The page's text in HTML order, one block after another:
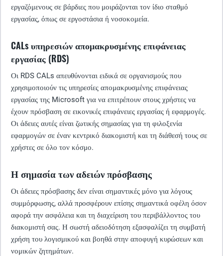
εργαζόμενους σε βάρδιες που μοιράζονται τον ίδιο σταθμό
εργασίας, όπως σε εργοστάσια ή νοσοκομεία.
CALs υπηρεσιών απομακρυσμένης επιφάνειας
εργασίας (RDS)
Οι RDS CALs απευθύνονται ειδικά σε οργανισμούς που
χρησιμοποιούν τις υπηρεσίες απομακρυσμένης επιφάνειας
εργασίας της Microsoft για να επιτρέπουν στους χρήστες να
έχουν πρόσβαση σε εικονικές επιφάνειες εργασίας ή εφαρμογές.
Οι άδειες αυτές είναι ζωτικής σημασίας για τη φιλοξενία
εφαρμογών σε έναν κεντρικό διακομιστή και τη διάθεσή τους σε
χρήστες σε όλο τον κόσμο.
Η σημασία των αδειών πρόσβασης
Οι άδειες πρόσβασης δεν είναι σημαντικές μόνο για λόγους
συμμόρφωσης, αλλά προσφέρουν επίσης σημαντικά οφέλη όσον
αφορά την ασφάλεια και τη διαχείριση του περιβάλλοντος του
διακομιστή σας. Η σωστή αδειοδότηση εξασφαλίζει τη συμβατή
χρήση του λογισμικού και βοηθά στην αποφυγή κυρώσεων και
νομικών ζητημάτων.